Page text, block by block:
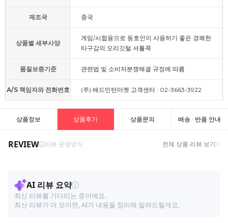
제조국 중국
상품별 세부사양
게임/시합용으로 동호인이 사용하기 좋은 경쾌한
타구감의 오리깃털 셔틀콕
품질보증기준 관련법 및 소비자분쟁해결 규정에 따름
A/S 책임자와 전화번호 (주) 배드민턴마켓 고객센터 : 02-3663-3922
상품정보 상품후기 상품문의 배송 · 반품 안내